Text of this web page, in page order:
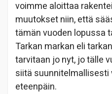
voimme aloittaa
muutokset niin, että
tämän vuoden lopussa
Tarkan markan eli
tarvitaan jo nyt, jo tälle
siitä suunnitelmallisesti
eteenpäin.